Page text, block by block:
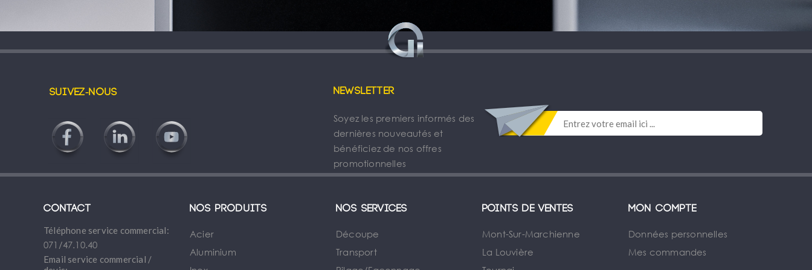
Suivez-nous Newsletter
Soyez les premiers informés des
dernières nouveautés et
bénéficiez de nos offres
promotionnelles
Contact
Téléphone service commercial:
071/47.10.40
Email service commercial /
Nos produits
Acier
Aluminium
Nos services
Découpe
Transport
Points de ventes
Mont-Sur-Marchienne
La Louvière
Mon compte
Données personnelles
Mes commandes